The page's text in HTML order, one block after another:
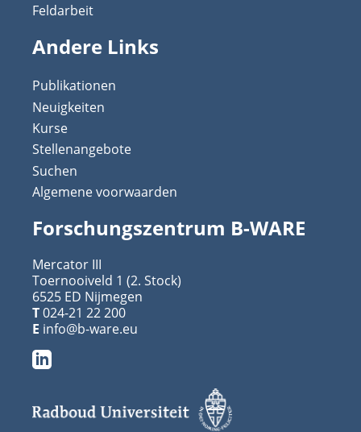
Feldarbeit
Andere Links
Publikationen
Neuigkeiten
Kurse
Stellenangebote
Suchen
Algemene voorwaarden
Forschungszentrum B-WARE
Mercator III
Toernooiveld 1 (2. Stock)
6525 ED Nijmegen
T024-21 22 200
E info@b-ware.eu